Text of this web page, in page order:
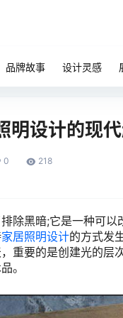
品牌故事 设计灵感
明设计的现
0 218
除黑暗;它是一种可
家居照明设计的方式发
重要的是创建光的层
。